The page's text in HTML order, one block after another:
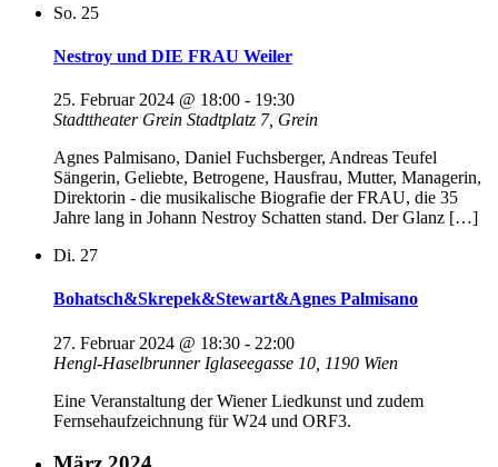
So. 25
Nestroy und DIE FRAU Weiler
25. Februar 2024 @ 18:00 - 19:30
Stadttheater Grein Stadtplatz 7, Grein
Agnes Palmisano, Daniel Fuchsberger, Andreas Teufel
Sängerin, Geliebte, Betrogene, Hausfrau, Mutter, Managerin,
Direktorin - die musikalische Biografie der FRAU, die 35
Jahre lang in Johann Nestroy Schatten stand. Der Glanz […]
Di. 27
Bohatsch&Skrepek&Stewart&Agnes Palmisano
27. Februar 2024 @ 18:30 - 22:00
Hengl-Haselbrunner Iglaseegasse 10, 1190 Wien
Eine Veranstaltung der Wiener Liedkunst und zudem
Fernsehaufzeichnung für W24 und ORF3.